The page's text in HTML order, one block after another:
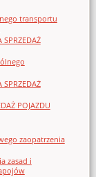
transportu
SPRZEDAŻ
SPRZEDAŻ
POJAZDU
zaopatrzenia
zasad i